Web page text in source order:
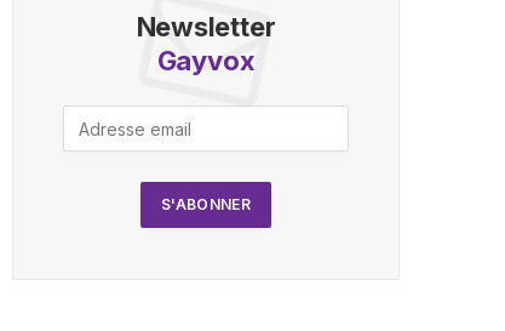
Newsletter
Gayvox